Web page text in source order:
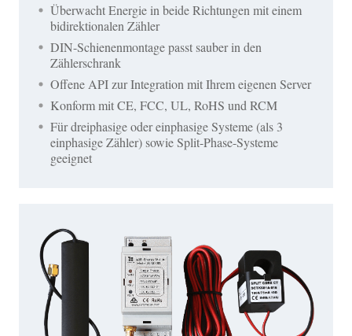
Überwacht Energie in beide Richtungen mit einem
bidirektionalen Zähler
DIN-Schienenmontage passt sauber in den
Zählerschrank
Offene API zur Integration mit Ihrem eigenen Server
Konform mit CE, FCC, UL, RoHS und RCM
Für dreiphasige oder einphasige Systeme (als 3
einphasige Zähler) sowie Split-Phase-Systeme
geeignet